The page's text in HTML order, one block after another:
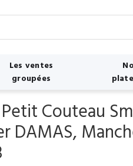
Les ventes
groupées
Couteau
DAMAS,